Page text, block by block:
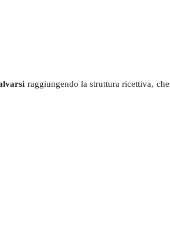
raggiungendo la struttura ricettiva, che